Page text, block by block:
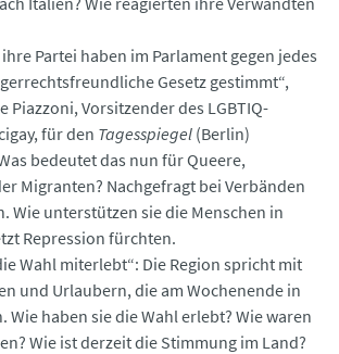
Partei haben im Parlament gegen jedes
Gesetz gestimmt“,
Piazzoni, Vorsitzender des LGBTIQ-
für den Tagesspiegel (Berlin)
bedeutet das nun für Queere,
Migranten? Nachgefragt bei Verbänden
Wie unterstützen sie die Menschen in
Repression fürchten.
Wahl miterlebt“: Die Region spricht mit
und Urlaubern, die am Wochenende in
Wie haben sie die Wahl erlebt? Wie waren
Wie ist derzeit die Stimmung im Land?